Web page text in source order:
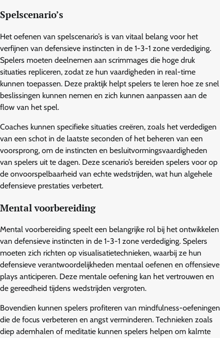
Spelscenario’s
Het oefenen van spelscenario’s is van vitaal belang voor het
verfijnen van defensieve instincten in de 1-3-1 zone verdediging.
Spelers moeten deelnemen aan scrimmages die hoge druk
situaties repliceren, zodat ze hun vaardigheden in real-time
kunnen toepassen. Deze praktijk helpt spelers te leren hoe ze snel
beslissingen kunnen nemen en zich kunnen aanpassen aan de
flow van het spel.
Coaches kunnen specifieke situaties creëren, zoals het verdedigen
van een schot in de laatste seconden of het beheren van een
voorsprong, om de instincten en besluitvormingsvaardigheden
van spelers uit te dagen. Deze scenario’s bereiden spelers voor op
de onvoorspelbaarheid van echte wedstrijden, wat hun algehele
defensieve prestaties verbetert.
Mental voorbereiding
Mental voorbereiding speelt een belangrijke rol bij het ontwikkelen
van defensieve instincten in de 1-3-1 zone verdediging. Spelers
moeten zich richten op visualisatietechnieken, waarbij ze hun
defensieve verantwoordelijkheden mentaal oefenen en offensieve
plays anticiperen. Deze mentale oefening kan het vertrouwen en
de gereedheid tijdens wedstrijden vergroten.
Bovendien kunnen spelers profiteren van mindfulness-oefeningen
die de focus verbeteren en angst verminderen. Technieken zoals
diep ademhalen of meditatie kunnen spelers helpen om kalmte